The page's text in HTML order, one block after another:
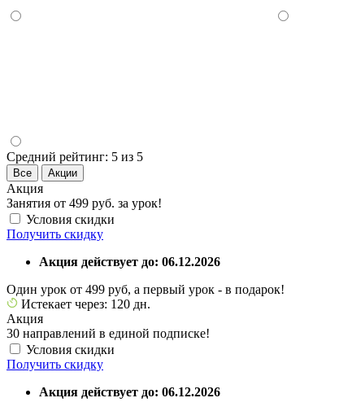
Средний рейтинг: 5 из 5
Все Акции
Акция
Занятия от 499 руб. за урок!
Условия скидки
Получить скидку
Акция действует до: 06.12.2026
Один урок от 499 руб, а первый урок - в подарок!
Истекает через: 120 дн.
Акция
30 направлений в единой подписке!
Условия скидки
Получить скидку
Акция действует до: 06.12.2026